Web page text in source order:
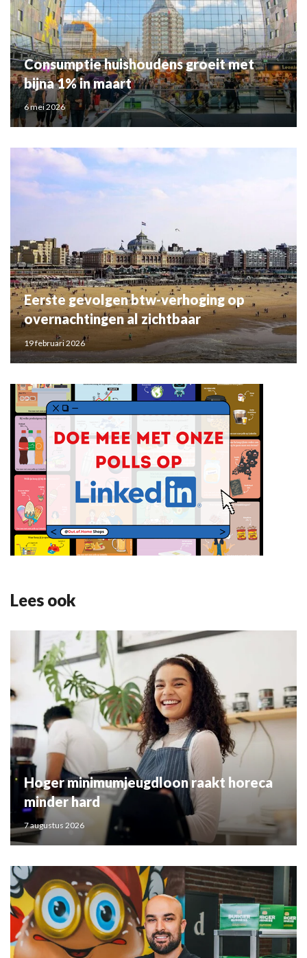
Consumptie huishoudens groeit met
bijna 1% in maart
6 mei 2026
Eerste gevolgen btw-verhoging op
overnachtingen al zichtbaar
19 februari 2026
Lees ook
Hoger minimumjeugdloon raakt horeca
minder hard
7 augustus 2026